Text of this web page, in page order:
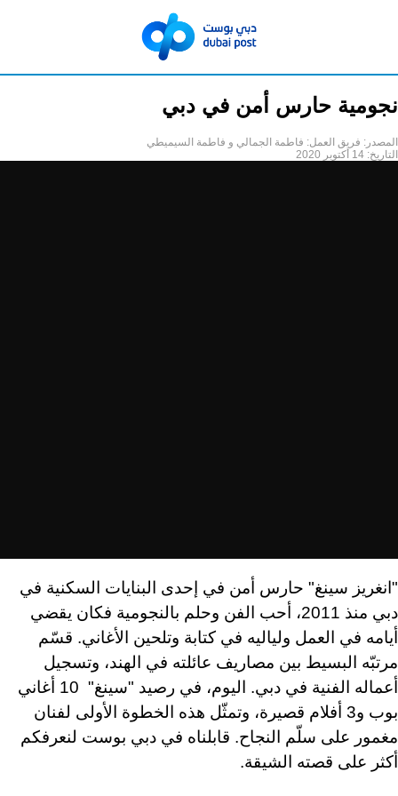
نجومية حارس أمن في دبي
المصدر: فريق العمل: فاطمة الجمالي و فاطمة السيميطي
التاريخ: 14 أكتوبر 2020
"انغريز سينغ" حارس أمن في إحدى البنايات السكنية في
دبي منذ 2011، أحب الفن وحلم بالنجومية فكان يقضي
أيامه في العمل ولياليه في كتابة وتلحين الأغاني. قسّم
مرتبّه البسيط بين مصاريف عائلته في الهند، وتسجيل
أعماله الفنية في دبي. اليوم، في رصيد "سينغ" 10 أغاني
بوب و3 أفلام قصيرة، وتمثّل هذه الخطوة الأولى لفنان
مغمور على سلّم النجاح. قابلناه في دبي بوست لنعرفكم
أكثر على قصته الشيقة.